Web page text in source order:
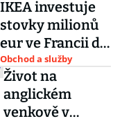
IKEA investuje
stovky milionů
eur ve Francii do
nápadu, který v
Praze neuspěl
Obchod a služby
Život na
anglickém
venkově v